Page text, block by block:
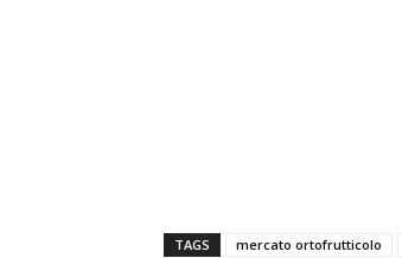
TAGS mercato ortofrutticolo